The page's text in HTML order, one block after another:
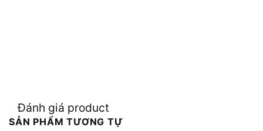
Đánh giá product
SẢN PHẨM TƯƠNG TỰ